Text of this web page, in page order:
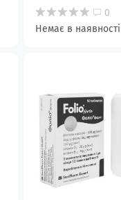
0
Немає в наявності